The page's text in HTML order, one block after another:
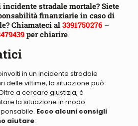
incidente stradale mortale? Siete
finanziarie in caso di
Chiamateci al3391750276 –
per chiarire
in un incidente stradale
delle vittime, la situazione può
a cercare giustizia, è
la situazione in modo
Ecco alcuni consigli
aiutare: